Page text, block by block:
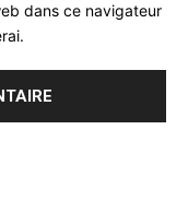
dans ce navigateur